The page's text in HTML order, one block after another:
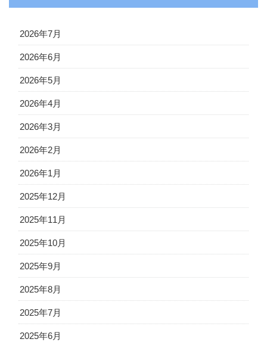
2026年7月
2026年6月
2026年5月
2026年4月
2026年3月
2026年2月
2026年1月
2025年12月
2025年11月
2025年10月
2025年9月
2025年8月
2025年7月
2025年6月